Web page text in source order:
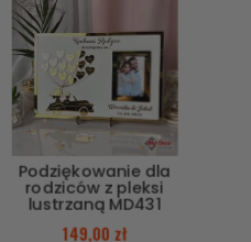
Podziękowanie dla
rodziców z pleksi
lustrzaną MD431
149,00zł